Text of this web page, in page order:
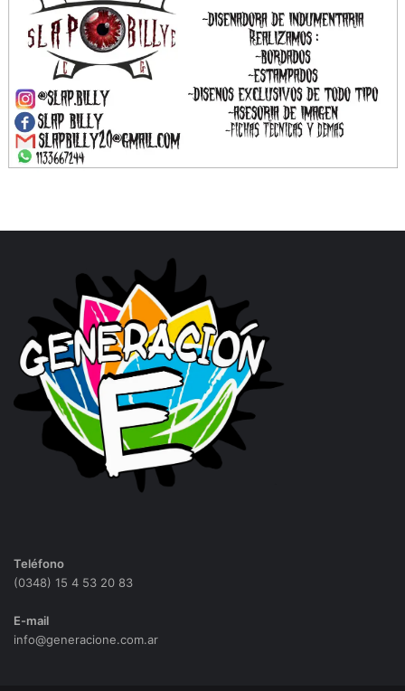
Teléfono
(0348) 15 4 53 20 83
E-mail
info@generacione.com.ar